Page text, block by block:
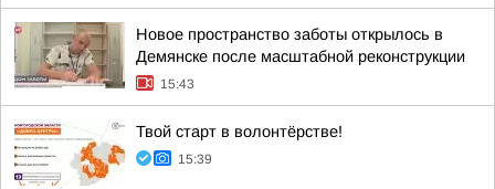
Новое пространство заботы открылось в
Демянске после масштабной реконструкции
15:43
Твой старт в волонтёрстве!
15:39